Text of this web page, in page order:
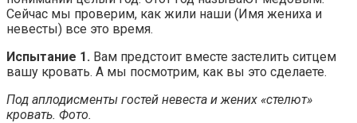
Сейчас мы проверим, как жили наши (Имя жениха и
невесты) все это время.
Испытание 1. Вам предстоит вместе застелить ситцем
вашу кровать. А мы посмотрим, как вы это сделаете.
Под аплодисменты гостей невеста и жених «стелют»
кровать. Фото.